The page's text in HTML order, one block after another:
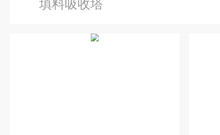
填料吸收塔